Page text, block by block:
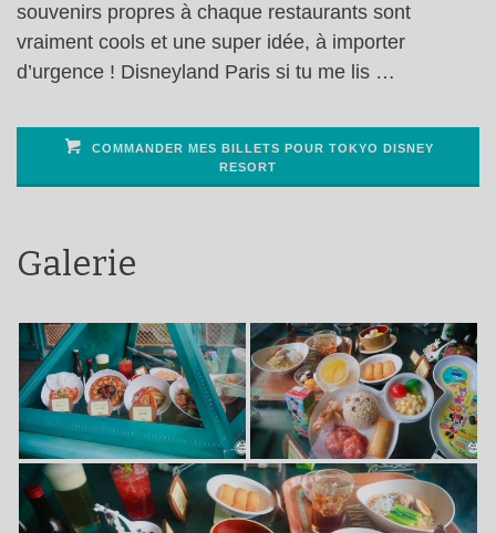
souvenirs propres à chaque restaurants sont
vraiment cools et une super idée, à importer
d’urgence ! Disneyland Paris si tu me lis …
COMMANDER MES BILLETS POUR TOKYO DISNEY
RESORT
Galerie